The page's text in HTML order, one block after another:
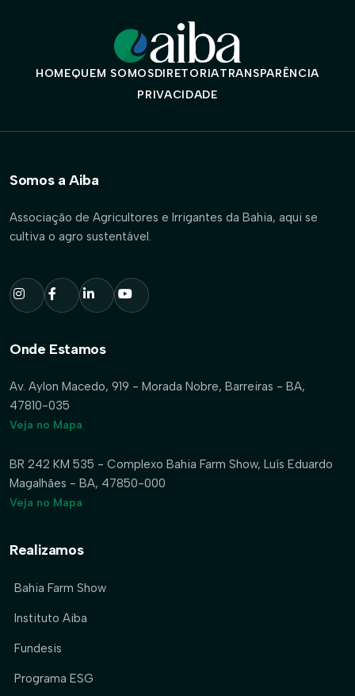
HOMEQUEM SOMOSDIRETORIATRANSPARÊNCIA
PRIVACIDADE
Somos a Aiba
Associação de Agricultores e Irrigantes da Bahia, aqui se
cultiva o agro sustentável.
Onde Estamos
Av. Aylon Macedo, 919 - Morada Nobre, Barreiras - BA,
47810-035
Veja no Mapa
BR 242 KM 535 - Complexo Bahia Farm Show, Luís Eduardo
Magalhães - BA, 47850-000
Veja no Mapa
Realizamos
Bahia Farm Show
Instituto Aiba
Fundesis
Programa ESG